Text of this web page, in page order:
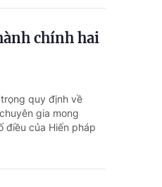
chính hai
quy định về
gia mong
điều của Hiến pháp